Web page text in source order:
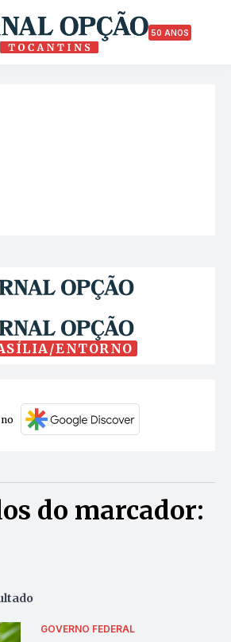
50 ANOS
ENTORNO
do marcador:
GOVERNO FEDERAL